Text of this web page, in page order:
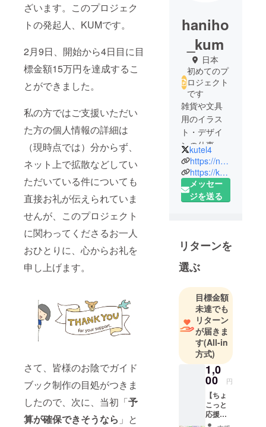
ざいます。このプロジェク
トの発起人、KUMです。
2月9日、開始から4日目に目
標金額15万円を達成するこ
とができました。
私の方ではご支援いただい
た方の個人情報の詳細は
（現時点では）分からず、
ネット上で拡散などしてい
ただいている件についても
直接お礼が伝えられていま
せんが、このプロジェクト
に関わってくださるお一人
おひとりに、心からお礼を
申し上げます。
さて、皆様のお陰でガイド
ブック制作の目処がつきま
したので、次に、当初「予
算が確保できそうなら 」と
haniho
_kum
日本
初めてのプ
ロジェクト
です
雑貨や文具
用のイラス
ト・デザイ
ンの仕事を
していま
す。
kutel4
https://note.com/haniho_kum/m/mc8d32ab342f0
https://kutel9.wixsite.com/hanihodoh
メッセー
ジを送る
リターンを
選ぶ
目標金額
未達でも
リターン
が届きま
す(All-in
方式)
1,0
00 円
【ちょ
こっと
応援
セッ